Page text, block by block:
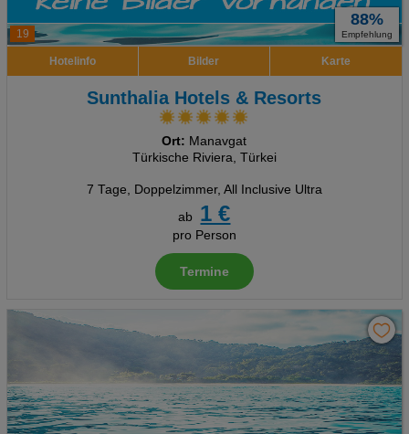
19
88%
Empfehlung
Hotelinfo Bilder Karte
Sunthalia Hotels & Resorts
Ort: Manavgat
Türkische Riviera, Türkei
7 Tage, Doppelzimmer, All Inclusive Ultra
ab
1 €
pro Person
Termine